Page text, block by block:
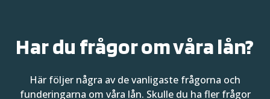
Har du frågor om våra lån?
Här följer några av de vanligaste frågorna och
funderingarna om våra lån. Skulle du ha fler frågor